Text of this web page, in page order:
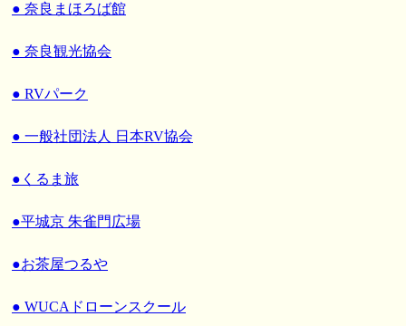
● 奈良まほろば館
● 奈良観光協会
● RVパーク
● 一般社団法人 日本RV協会
●くるま旅
●平城京 朱雀門広場
●お茶屋つるや
● WUCAドローンスクール